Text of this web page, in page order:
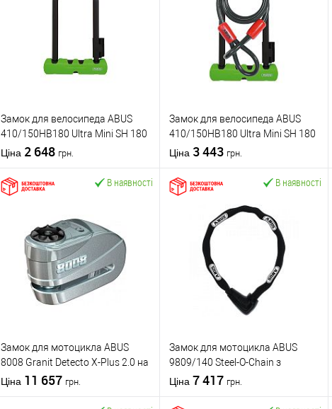
Замок для велосипеда ABUS
410/150HB180 Ultra Mini SH 180
мм 2 ключа
Ціна 2 648 грн.
Купити в 1 клік
порівняння
У обране
Тип товару
Вело/мото замок
Тип ключа
англійський
Країна виробник
Замок для велосипеда ABUS
410/150HB180 Ultra Mini SH 180
мм 2 ключа + трос Cobra 10/120
Ціна 3 443 грн.
У кошик
Купити в 1 клік
До
порівняння
У обране
Тип товару
Вело/мото замок
Тип ключа
англійський
Країна виробник
В наявності
Замок для мотоцикла ABUS
8008 Granit Detecto X-Plus 2.0 на
гальмівний диск 2 ключа
Ціна 11 657 грн.
В наявності
Замок для мотоцикла ABUS
9809/140 Steel-O-Chain з
ланцюгом 140 см 2 ключа Black
Ціна 7 417 грн.